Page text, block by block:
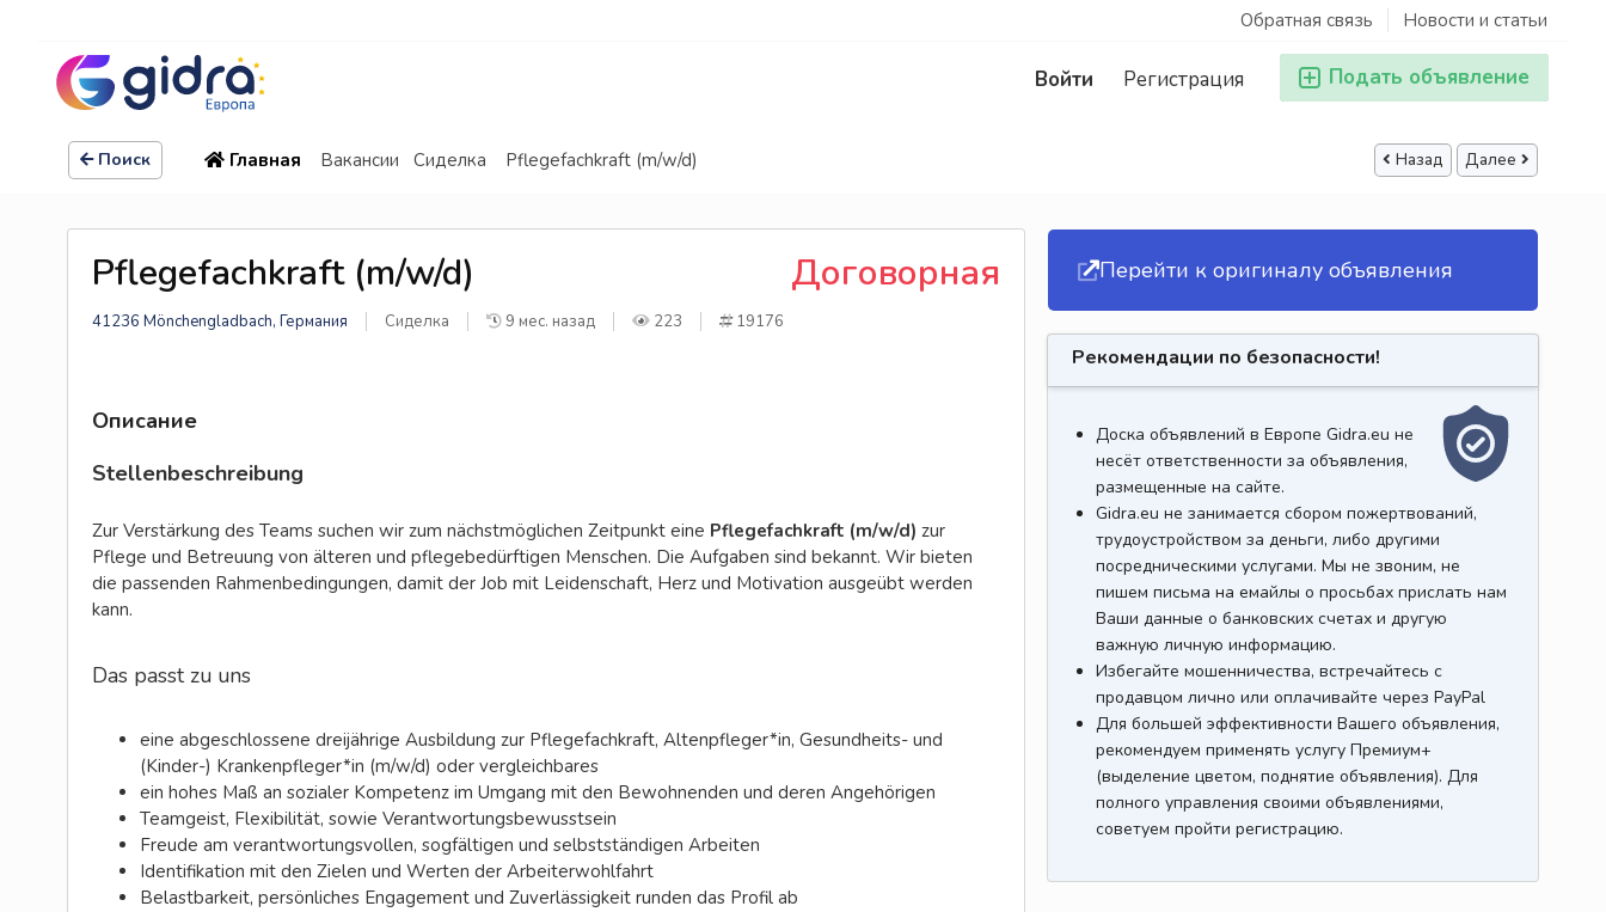
Новости и статьи
Обратная связь
Подать объявление
Регистрация
Войти
Поиск Главная Вакансии Сиделка Pflegefachkraft (m/w/d) Назад Далее
Договорная
Pflegefachkraft (m/w/d)
41236 Mönchengladbach, Германия Сиделка 9 мес. назад 223 19176
Описание
Stellenbeschreibung
Zur Verstärkung des Teams suchen wir zum nächstmöglichen Zeitpunkt eine Pflegefachkraft (m/w/d) zur
Pflege und Betreuung von älteren und pflegebedürftigen Menschen. Die Aufgaben sind bekannt. Wir bieten
die passenden Rahmenbedingungen, damit der Job mit Leidenschaft, Herz und Motivation ausgeübt werden
kann.
Das passt zu uns
eine abgeschlossene dreijährige Ausbildung zur Pflegefachkraft, Altenpfleger*in, Gesundheits- und
(Kinder-) Krankenpfleger*in (m/w/d) oder vergleichbares
ein hohes Maß an sozialer Kompetenz im Umgang mit den Bewohnenden und deren Angehörigen
Teamgeist, Flexibilität, sowie Verantwortungsbewusstsein
Freude am verantwortungsvollen, sogfältigen und selbstständigen Arbeiten
Identifikation mit den Zielen und Werten der Arbeiterwohlfahrt
Belastbarkeit, persönliches Engagement und Zuverlässigkeit runden das Profil ab
Перейти к оригиналу объявления
Рекомендации по безопасности!
Доска объявлений в Европе Gidra.eu не
несёт ответственности за объявления,
размещенные на сайте.
Gidra.eu не занимается сбором пожертвований,
трудоустройством за деньги, либо другими
посредническими услугами. Мы не звоним, не
пишем письма на емайлы о просьбах прислать нам
Ваши данные о банковских счетах и другую
важную личную информацию.
Избегайте мошенничества, встречайтесь с
продавцом лично или оплачивайте через PayPal
Для большей эффективности Вашего объявления,
рекомендуем применять услугу Премиум+
(выделение цветом, поднятие объявления). Для
полного управления своими объявлениями,
советуем пройти регистрацию.